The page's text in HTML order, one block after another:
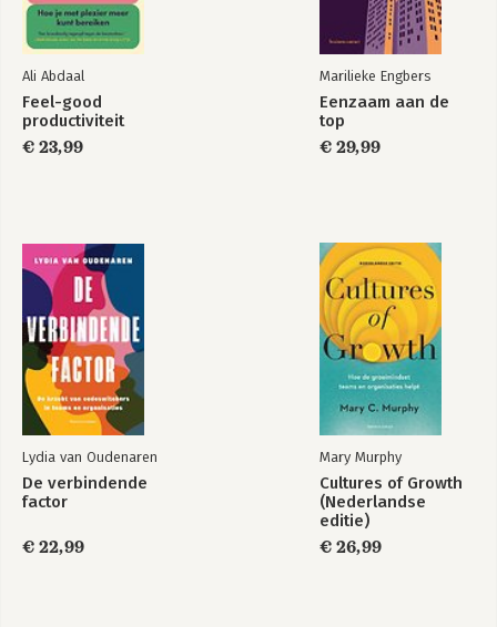
Ali Abdaal
Feel-good
productiviteit
€ 23,99
Marilieke Engbers
Eenzaam aan de
top
€ 29,99
Lydia van Oudenaren
De verbindende
factor
€ 22,99
Mary Murphy
Cultures of Growth
(Nederlandse
editie)
€ 26,99